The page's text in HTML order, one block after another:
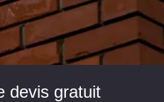
devis gratuit